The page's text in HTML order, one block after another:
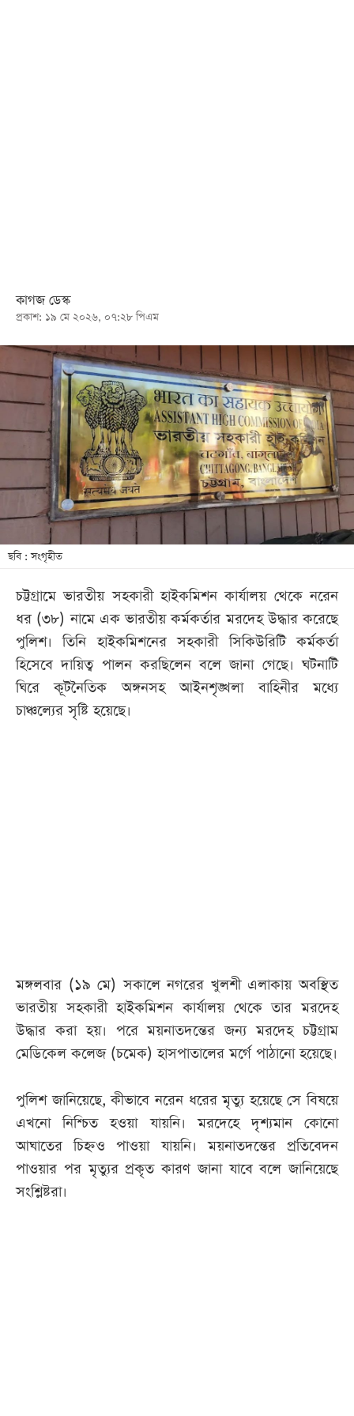
ভিডিও
আর্কাইভ
আজকের
পত্রিকা
ই-
পেপার
কাগজ ডেস্ক
প্রকাশ: ১৯ মে ২০২৬, ০৭:২৮ পিএম
ছবি : সংগৃহীত
চট্টগ্রামে ভারতীয় সহকারী হাইকমিশন কার্যালয় থেকে নরেন
ধর (৩৮) নামে এক ভারতীয় কর্মকর্তার মরদেহ উদ্ধার করেছে
পুলিশ। তিনি হাইকমিশনের সহকারী সিকিউরিটি কর্মকর্তা
হিসেবে দায়িত্ব পালন করছিলেন বলে জানা গেছে। ঘটনাটি
ঘিরে কূটনৈতিক অঙ্গনসহ আইনশৃঙ্খলা বাহিনীর মধ্যে
চাঞ্চল্যের সৃষ্টি হয়েছে।
মঙ্গলবার (১৯ মে) সকালে নগরের খুলশী এলাকায় অবস্থিত
ভারতীয় সহকারী হাইকমিশন কার্যালয় থেকে তার মরদেহ
উদ্ধার করা হয়। পরে ময়নাতদন্তের জন্য মরদেহ চট্টগ্রাম
মেডিকেল কলেজ (চমেক) হাসপাতালের মর্গে পাঠানো হয়েছে।
পুলিশ জানিয়েছে, কীভাবে নরেন ধরের মৃত্যু হয়েছে সে বিষয়ে
এখনো নিশ্চিত হওয়া যায়নি। মরদেহে দৃশ্যমান কোনো
আঘাতের চিহ্নও পাওয়া যায়নি। ময়নাতদন্তের প্রতিবেদন
পাওয়ার পর মৃত্যুর প্রকৃত কারণ জানা যাবে বলে জানিয়েছে
সংশ্লিষ্টরা।